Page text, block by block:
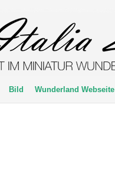
Bild Wunderland Webseite